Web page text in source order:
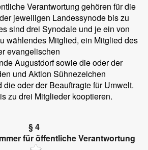
Verantwortung gehören für die
jeweiligen Landessynode bis zu
sind drei Synodale und je ein von
wählendes Mitglied, ein Mitglied des
evangelischen
Augustdorf sowie die oder der
und Aktion Sühnezeichen
die oder der Beauftragte für Umwelt.
zu drei Mitglieder kooptieren.
§ 4
für öffentliche Verantwortung